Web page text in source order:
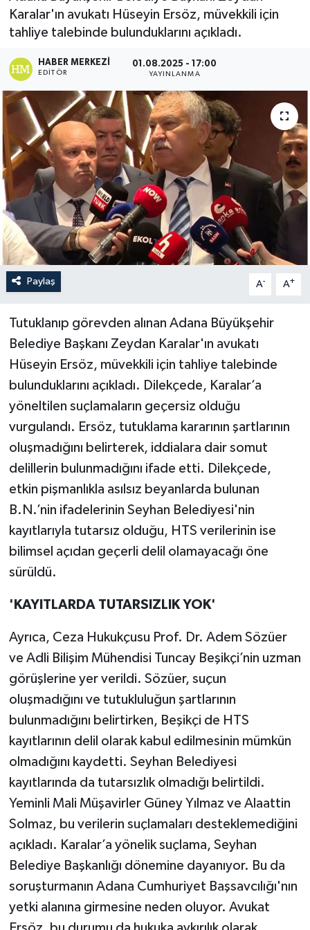
Karalar'ın avukatı Hüseyin Ersöz, müvekkili için
tahliye talebinde bulunduklarını açıkladı.
HABER MERKEZI
EDITÖR
01.08.2025 - 17:00
YAYINLANMA
Paylaş A- A+
Tutuklanıp görevden alınan Adana Büyükşehir
Belediye Başkanı Zeydan Karalar'ın avukatı
Hüseyin Ersöz, müvekkili için tahliye talebinde
bulunduklarını açıkladı. Dilekçede, Karalar’a
yöneltilen suçlamaların geçersiz olduğu
vurgulandı. Ersöz, tutuklama kararının şartlarının
oluşmadığını belirterek, iddialara dair somut
delillerin bulunmadığını ifade etti. Dilekçede,
etkin pişmanlıkla asılsız beyanlarda bulunan
B.N.’nin ifadelerinin Seyhan Belediyesi'nin
kayıtlarıyla tutarsız olduğu, HTS verilerinin ise
bilimsel açıdan geçerli delil olamayacağı öne
sürüldü.
'KAYITLARDA TUTARSIZLIK YOK'
Ayrıca, Ceza Hukukçusu Prof. Dr. Adem Sözüer
ve Adli Bilişim Mühendisi Tuncay Beşikçi’nin uzman
görüşlerine yer verildi. Sözüer, suçun
oluşmadığını ve tutukluluğun şartlarının
bulunmadığını belirtirken, Beşikçi de HTS
kayıtlarının delil olarak kabul edilmesinin mümkün
olmadığını kaydetti. Seyhan Belediyesi
kayıtlarında da tutarsızlık olmadığı belirtildi.
Yeminli Mali Müşavirler Güney Yılmaz ve Alaattin
Solmaz, bu verilerin suçlamaları desteklemediğini
açıkladı. Karalar’a yönelik suçlama, Seyhan
Belediye Başkanlığı dönemine dayanıyor. Bu da
soruşturmanın Adana Cumhuriyet Başsavcılığı'nın
yetki alanına girmesine neden oluyor. Avukat
İletişim